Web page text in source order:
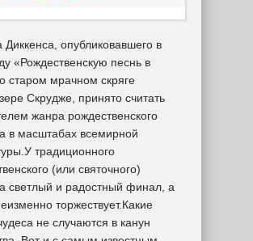
Диккенса, опубликовавшего в
«Рождественскую песнь в
старом мрачном скряге
Скрудже, принято считать
жанра рождественского
в масштабах всемирной
традиционного
(или святочного)
светлый и радостный финал, а
торжествует.Какие
не случаются в канун